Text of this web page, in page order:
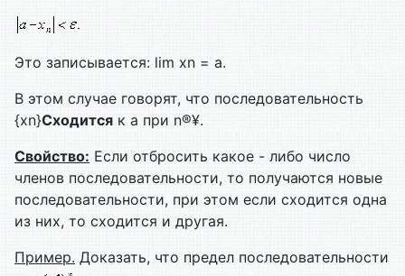
Это записывается: lim xn = a.
В этом случае говорят, что последовательность
{xn}Сходится к а при n®¥.
Свойство: Если отбросить какое - либо число
членов последовательности, то получаются новые
последовательности, при этом если сходится одна
из них, то сходится и другая.
Пример. Доказать, что предел последовательности